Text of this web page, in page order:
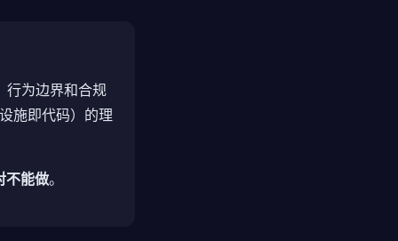
行为边界和合规
施即代码）的理
不能做。